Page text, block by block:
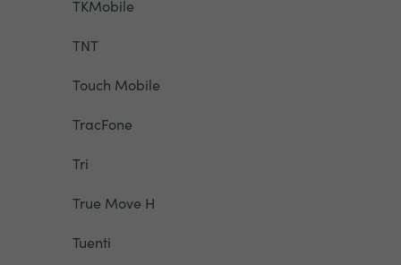
TKMobile
TNT
Touch Mobile
TracFone
Tri
True Move H
Tuenti